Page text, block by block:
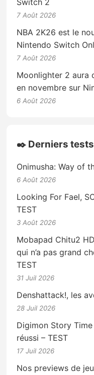
7 Août 2026
NBA 2K26 est le
Nintendo Switch
7 Août 2026
Moonlighter 2 aura
en novembre sur
6 Août 2026
✒️ Derniers tests
Onimusha: Way of
6 Août 2026
Looking For Fael,
TEST
3 Août 2026
Mobapad Chitu2
qui n’a pas grand
TEST
31 Juil 2026
Denshattack!, les
28 Juil 2026
Digimon Story
réussi – TEST
17 Juil 2026
Nos previews de